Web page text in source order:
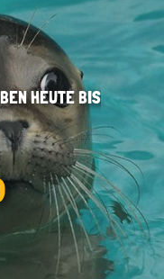
HEUTE BIS